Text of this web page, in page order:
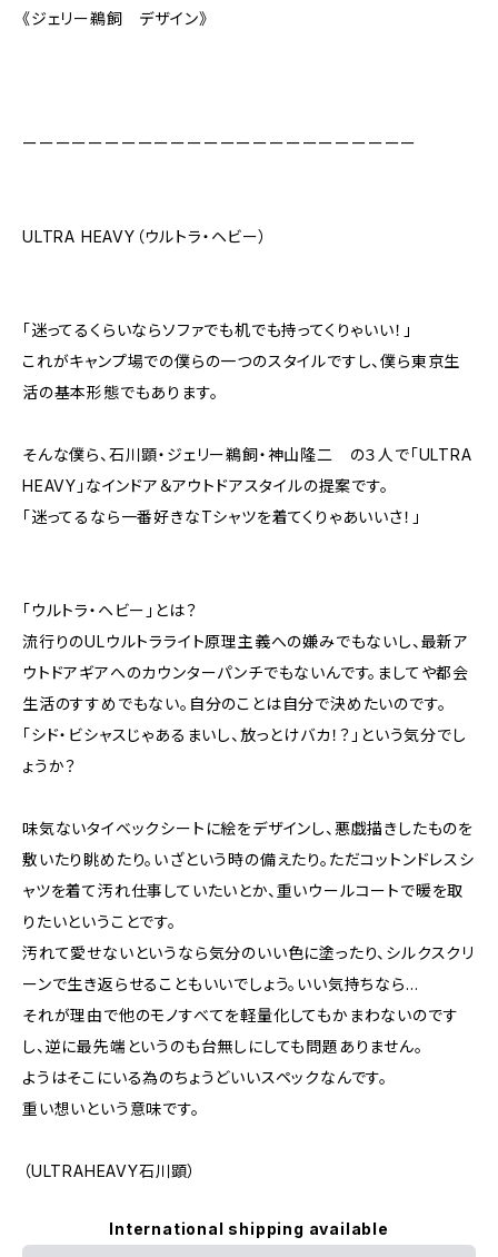
《ジェリー鵜飼 デザイン》
ーーーーーーーーーーーーーーーーーーーーーーーー
ULTRA HEAVY（ウルトラ・ヘビー）
「迷ってるくらいならソファでも机でも持ってくりゃいい！」
これがキャンプ場での僕らの一つのスタイルですし、僕ら東京生
活の基本形態でもあります。
そんな僕ら、石川顕・ジェリー鵜飼・神山隆二 の３人で「ULTRA
HEAVY」なインドア＆アウトドアスタイルの提案です。
「迷ってるなら一番好きなTシャツを着てくりゃあいいさ！」
「ウルトラ・ヘビー」とは？
流行りのULウルトラライト原理主義への嫌みでもないし、最新ア
ウトドアギアへのカウンターパンチでもないんです。ましてや都会
生活のすすめでもない。自分のことは自分で決めたいのです。
「シド・ビシャスじゃあるまいし、放っとけバカ！？」という気分でし
ょうか？
味気ないタイベックシートに絵をデザインし、悪戯描きしたものを
敷いたり眺めたり。いざという時の備えたり。ただコットンドレスシ
ャツを着て汚れ仕事していたいとか、重いウールコートで暖を取
りたいということです。
汚れて愛せないというなら気分のいい色に塗ったり、シルクスクリ
ーンで生き返らせることもいいでしょう。いい気持ちなら…
それが理由で他のモノすべてを軽量化してもかまわないのです
し、逆に最先端というのも台無しにしても問題ありません。
ようはそこにいる為のちょうどいいスペックなんです。
重い想いという意味です。
（ULTRAHEAVY石川顕）
International shipping available